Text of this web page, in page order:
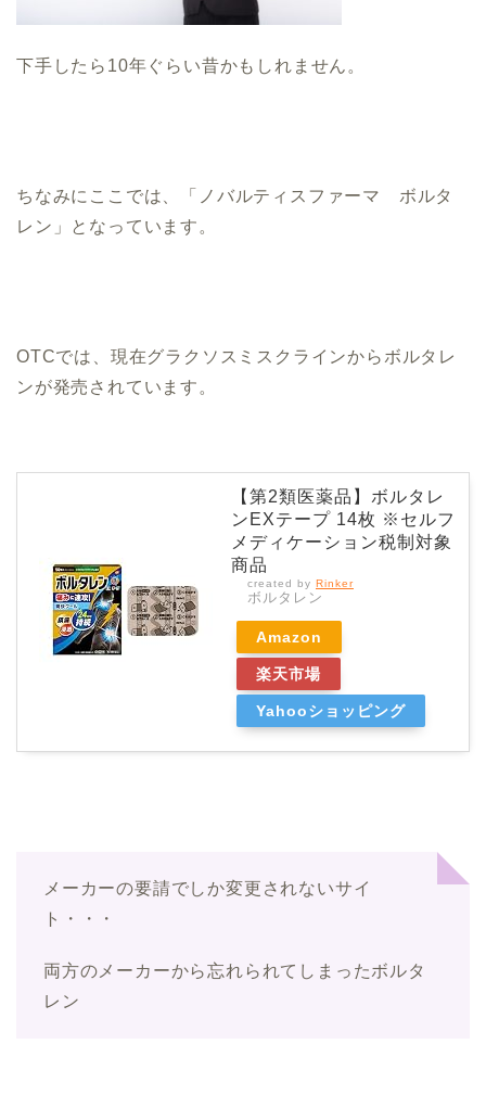
下手したら10年ぐらい昔かもしれません。
ちなみにここでは、「ノバルティスファーマ ボルタ
レン」となっています。
OTCでは、現在グラクソスミスクラインからボルタレ
ンが発売されています。
【第2類医薬品】ボルタレ
ンEXテープ 14枚 ※セルフ
メディケーション税制対象
商品
created by Rinker
ボルタレン
Amazon
楽天市場
Yahooショッピング
メーカーの要請でしか変更されないサイ
ト・・・
両方のメーカーから忘れられてしまったボルタ
レン